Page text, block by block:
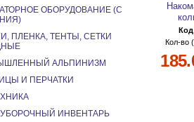
Кол-во
ОБОРУДОВАНИЕ (С
ПЛЕНКА, ТЕНТЫ, СЕТКИ
АЛЬПИНИЗМ
И ПЕРЧАТКИ
ИНВЕНТАРЬ